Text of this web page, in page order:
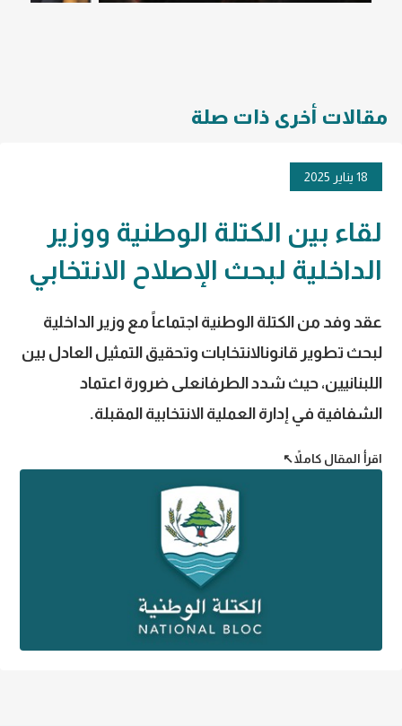
مقالات أخرى ذات صلة
18 يناير 2025
لقاء بين الكتلة الوطنية ووزير
الداخلية لبحث الإصلاح الانتخابي
عقد وفد من الكتلة الوطنية اجتماعاً مع وزير الداخلية
لبحث تطوير قانونالانتخابات وتحقيق التمثيل العادل بين
اللبنانيين، حيث شدد الطرفانعلى ضرورة اعتماد
الشفافية في إدارة العملية الانتخابية المقبلة.
اقرأ المقال كاملاً↖